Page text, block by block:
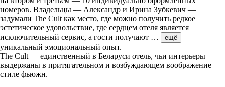
номеров. Владельцы — Александр и Ирина Зубкевич —
задумали The Cult как место, где можно получить редкое
эстетическое удовольствие, где сердцем отеля является
исключительный сервис, а гости получают … ещё
уникальный эмоциональный опыт.
The Cult — единственный в Беларуси отель, чьи интерьеры
выдержаны в притягательном и возбуждающем воображение
стиле фьюжн.